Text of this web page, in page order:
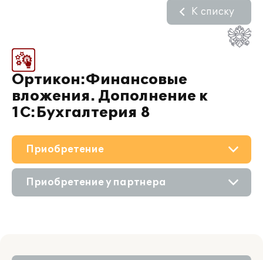
Ортикон:Финансовые
вложения. Дополнение к
1С:Бухгалтерия 8
К списку
О решении
Приобретение
Приобретение у партнера